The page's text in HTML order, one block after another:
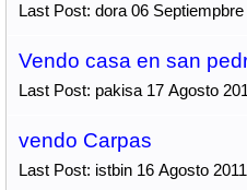
Last Post: dora 06 Septiempbre
Vendo casa en san
Last Post: pakisa 17 Agosto
vendo Carpas
Last Post: istbin 16 Agosto